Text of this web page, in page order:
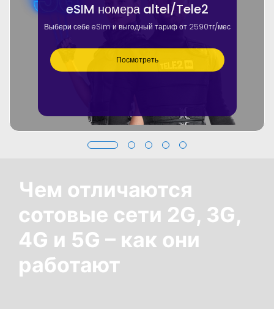
eSIM номера altel/Tele2
Выбери себе eSim и выгодный тариф от 2590тг/мес
Посмотреть
Чем отличаются
сотовые сети 2G, 3G,
4G и 5G – как они
работают